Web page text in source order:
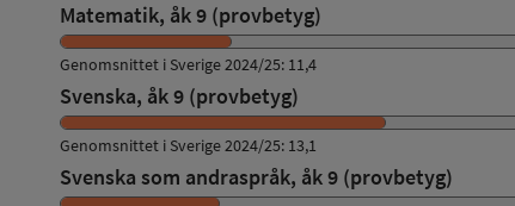
Matematik, åk 9 (provbetyg)
Genomsnittet i Sverige 2024/25: 11,4
Svenska, åk 9 (provbetyg)
Genomsnittet i Sverige 2024/25: 13,1
Svenska som andraspråk, åk 9 (provbetyg)